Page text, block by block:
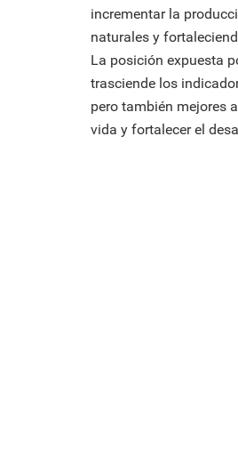
incrementar la
naturales y
La posición expuesta
trasciende los
pero también mejores
vida y fortalecer el